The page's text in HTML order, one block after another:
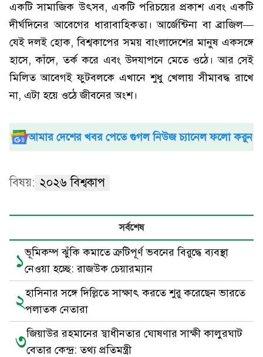
একটি সামাজিক উৎসব, একটি পরিচয়ের প্রকাশ এবং একটি
দীর্ঘদিনের আবেগের ধারাবাহিকতা। আর্জেন্টিনা বা ব্রাজিল—
যেই দলই হোক, বিশ্বকাপের সময় বাংলাদেশের মানুষ একসঙ্গে
হাসে, কাঁদে, তর্ক করে এবং উদযাপনে মেতে ওঠে। আর সেই
মিলিত আবেগই ফুটবলকে এখানে শুধু খেলায় সীমাবদ্ধ রাখে
না, এটা হয়ে ওঠে জীবনের অংশ।
আমার দেশের খবর পেতে গুগল নিউজ চ্যানেল ফলো করুন
বিষয়: ২০২৬ বিশ্বকাপ
সর্বশেষ
১ভূমিকম্প ঝুঁকি কমাতে ত্রুটিপূর্ণ ভবনের বিরুদ্ধে ব্যবস্থা
নেওয়া হচ্ছে: রাজউক চেয়ারম্যান
২হাসিনার সঙ্গে দিল্লিতে সাক্ষাৎ করতে শুরু করেছেন ভারতে
পলাতক নেতারা
৩জিয়াউর রহমানের স্বাধীনতার ঘোষণার সাক্ষী কালুরঘাট
বেতার কেন্দ্র: তথ্য প্রতিমন্ত্রী